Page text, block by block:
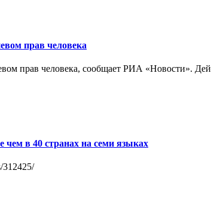
прав человека
прав человека, сообщает РИА «Новости».
чем в 40 странах на семи языках
312425/